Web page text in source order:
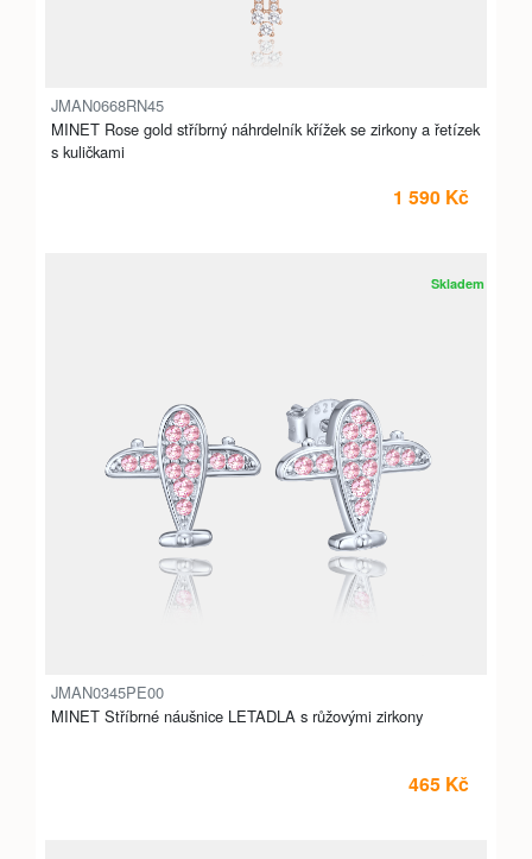
JMAN0668RN45
MINET Rose gold stříbrný náhrdelník křížek se zirkony a řetízek
s kuličkami
1 590 Kč
Skladem
JMAN0345PE00
MINET Stříbrné náušnice LETADLA s růžovými zirkony
465 Kč